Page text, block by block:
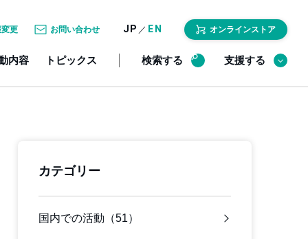
更 お問い合わせ JP ／ EN オンラインストア
内容 トピックス 検索する 支援する
カテゴリー
国内での活動（51）